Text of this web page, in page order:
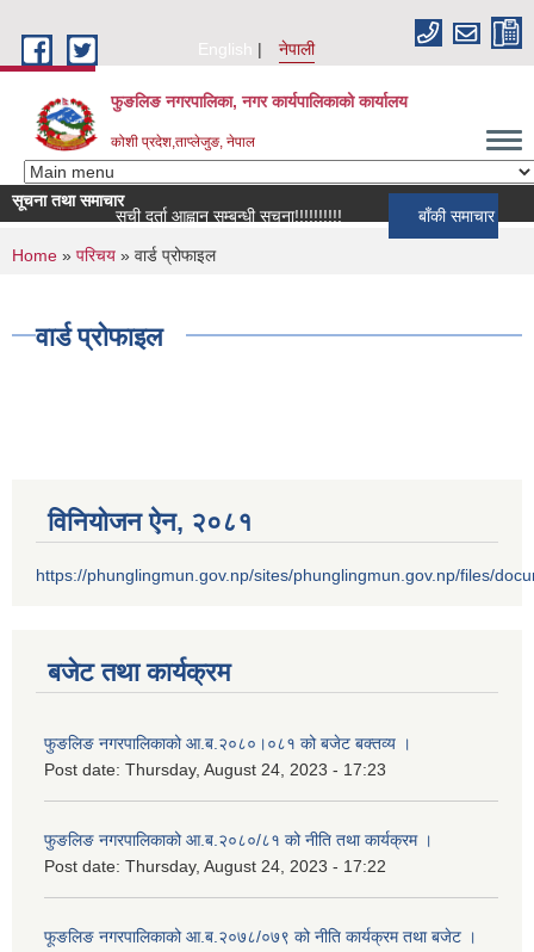
English
नेपाली
फुङलिङ नगरपालिका, नगर कार्यपालिकाको कार्यालय
कोशी प्रदेश,ताप्लेजुङ, नेपाल
सूचना तथा समाचार
सूची दर्ता आह्वान सम्बन्धी सूचना!!!!!!!!!!
बाँकी समाचार
You are here
Home » परिचय » वार्ड प्रोफाइल
वार्ड प्रोफाइल
विनियोजन ऐन‚ २०८१
https://phunglingmun.gov.np/sites/phunglingmun.gov.np/files/
बजेट तथा कार्यक्रम
फुङलिङ नगरपालिकाको आ.ब.२०८०।०८१ को बजेट बक्तव्य ।
Post date: Thursday, August 24, 2023 - 17:23
फुङलिङ नगरपालिकाको आ.ब.२०८०/८१ को नीति तथा कार्यक्रम ।
Post date: Thursday, August 24, 2023 - 17:22
फूङलिङ नगरपालिकाको आ.ब.२०७८/०७९ को नीति कार्यक्रम तथा बजेट ।